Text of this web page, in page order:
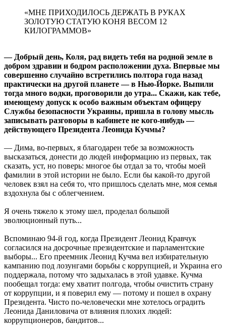
«МНЕ ПРИХОДИЛОСЬ ДЕРЖАТЬ В РУКАХ
ЗОЛОТУЮ СТАТУЮ КОНЯ ВЕСОМ 12
КИЛОГРАММОВ»
— Добрый день, Коля, рад видеть тебя на родной земле в
добром здравии и бодром расположении духа. Впервые мы
совершенно случайно встретились полтора года назад
практически на другой планете — в Нью-Йорке. Выпили
тогда много водки, проговорили до утра... Скажи, как тебе,
имеющему допуск к особо важным объектам офицеру
Службы безопасности Украины, пришла в голову мысль
записывать разговоры в кабинете не кого-нибудь —
действующего Президента Леонида Кучмы?
— Дима, во-первых, я благодарен тебе за возможность
высказаться, донести до людей информацию из первых, так
сказать, уст, но поверь: многое бы отдал за то, чтобы моей
фамилии в этой истории не было. Если бы какой-то другой
человек взял на себя то, что пришлось сделать мне, моя семья
вздохнула бы с облегчением.
Я очень тяжело к этому шел, проделал большой
эволюционный путь...
Вспоминаю 94-й год, когда Президент Леонид Кравчук
согласился на досрочные президентские и парламентские
выборы... Его преемник Леонид Кучма вел избирательную
кампанию под лозунгами борьбы с коррупцией, и Украина его
поддержала, потому что задыхалась в этой удавке. Кучма
пообещал тогда: ему хватит полгода, чтобы очистить страну
от коррупции, и я поверил ему — потому и пошел в охрану
Президента. Чисто по-человечески мне хотелось оградить
Леонида Даниловича от влияния плохих людей:
коррупционеров, бандитов...